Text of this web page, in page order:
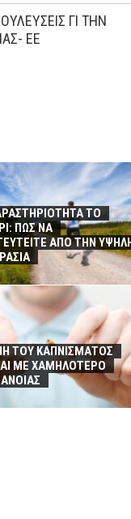
ΓΙ ΤΗΝ
ΕΕ
ΤΟ
ΠΩΣ ΝΑ
ΑΠΟ ΤΗΝ
ΤΟΥ ΚΑΠΝΙΣΜΑΤΟΣ
ΜΕ ΧΑΜΗΛΟΤΕΡΟ